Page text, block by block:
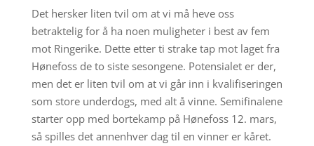
Det hersker liten tvil om at vi må heve oss
betraktelig for å ha noen muligheter i best av fem
mot Ringerike. Dette etter ti strake tap mot laget fra
Hønefoss de to siste sesongene. Potensialet er der,
men det er liten tvil om at vi går inn i kvalifiseringen
som store underdogs, med alt å vinne. Semifinalene
starter opp med bortekamp på Hønefoss 12. mars,
så spilles det annenhver dag til en vinner er kåret.